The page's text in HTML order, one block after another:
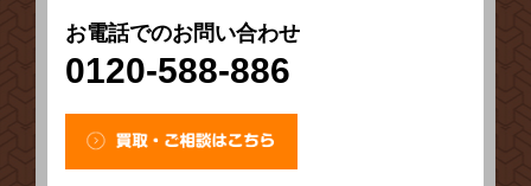
お電話でのお問い合わせ
0120-588-886